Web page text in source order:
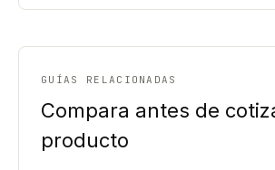
GUÍAS RELACIONADAS
Compara antes de
producto